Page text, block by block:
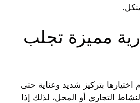
مميزة تجلب
اختيارها بتركيز شديد وعناية حتى
التجاري أو المحل، لذلك إذا